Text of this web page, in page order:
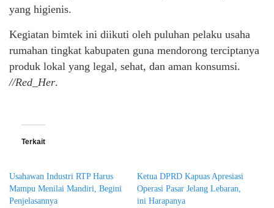
yang higienis.
Kegiatan bimtek ini diikuti oleh puluhan pelaku usaha
rumahan tingkat kabupaten guna mendorong terciptanya
produk lokal yang legal, sehat, dan aman konsumsi.
//Red_Her.
Terkait
Usahawan Industri RTP Harus
Mampu Menilai Mandiri, Begini
Penjelasannya
Ketua DPRD Kapuas Apresiasi
Operasi Pasar Jelang Lebaran,
ini Harapanya